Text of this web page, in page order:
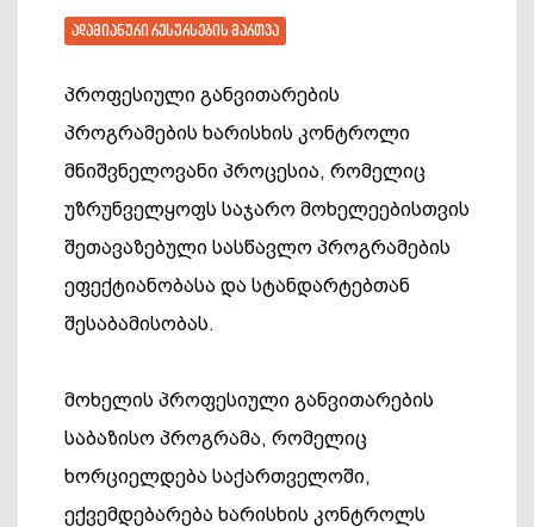
ადამიანური რესურსების მართვა
პროფესიული განვითარების
პროგრამების ხარისხის კონტროლი
მნიშვნელოვანი პროცესია, რომელიც
უზრუნველყოფს საჯარო მოხელეებისთვის
შეთავაზებული სასწავლო პროგრამების
ეფექტიანობასა და სტანდარტებთან
შესაბამისობას.
მოხელის პროფესიული განვითარების
საბაზისო პროგრამა, რომელიც
ხორციელდება საქართველოში,
ექვემდებარება ხარისხის კონტროლს